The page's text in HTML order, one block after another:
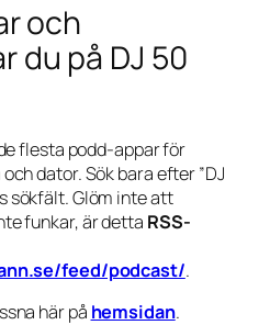
och
du på DJ 50
flesta podd-appar för
dator. Sök bara efter ”DJ
sökfält. Glöm inte att
funkar, är detta RSS-
feed/podcast/.
här på hemsidan.